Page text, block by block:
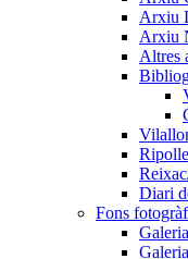
Arxiu
Arxiu
Altres
Diari
Fons